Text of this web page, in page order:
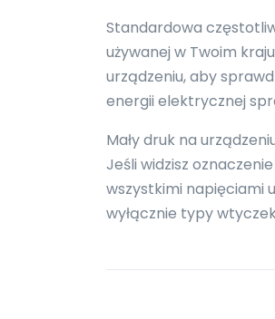
Standardowa
używanej w Twoim
urządzeniu, aby
energii elektrycznej
Mały druk na
Jeśli widzisz oznaczenie
wszystkimi napięciami
wyłącznie typy